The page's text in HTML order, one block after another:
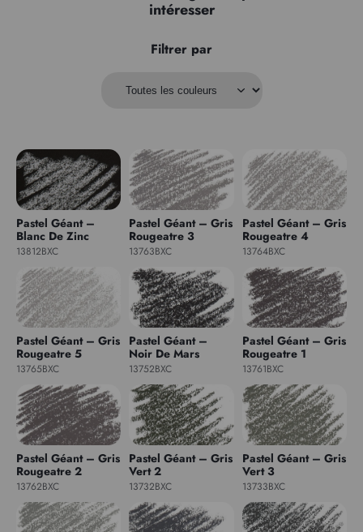
intéresser
Filtrer par
Pastel Géant –
Blanc De Zinc
13812BXC
Pastel Géant – Gris
Rougeatre 3
13763BXC
Pastel Géant – Gris
Rougeatre 4
13764BXC
Pastel Géant – Gris
Rougeatre 5
13765BXC
Pastel Géant –
Noir De Mars
13752BXC
Pastel Géant – Gris
Rougeatre 1
13761BXC
Pastel Géant – Gris
Rougeatre 2
13762BXC
Pastel Géant – Gris
Vert 2
13732BXC
Pastel Géant – Gris
Vert 3
13733BXC